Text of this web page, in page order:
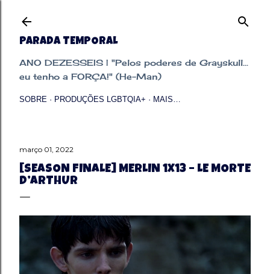
PARADA TEMPORAL
ANO DEZESSEIS | "Pelos poderes de Grayskull...
eu tenho a FORÇA!" (He-Man)
SOBRE PRODUÇÕES LGBTQIA+ MAIS…
março 01, 2022
[SEASON FINALE] MERLIN 1X13 – LE MORTE
D’ARTHUR